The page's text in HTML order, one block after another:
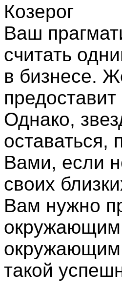
Козерог
Ваш
считать
в бизнесе.
Однако,
оставаться,
Вами, если
своих
Вам нужно
окружающим
такой